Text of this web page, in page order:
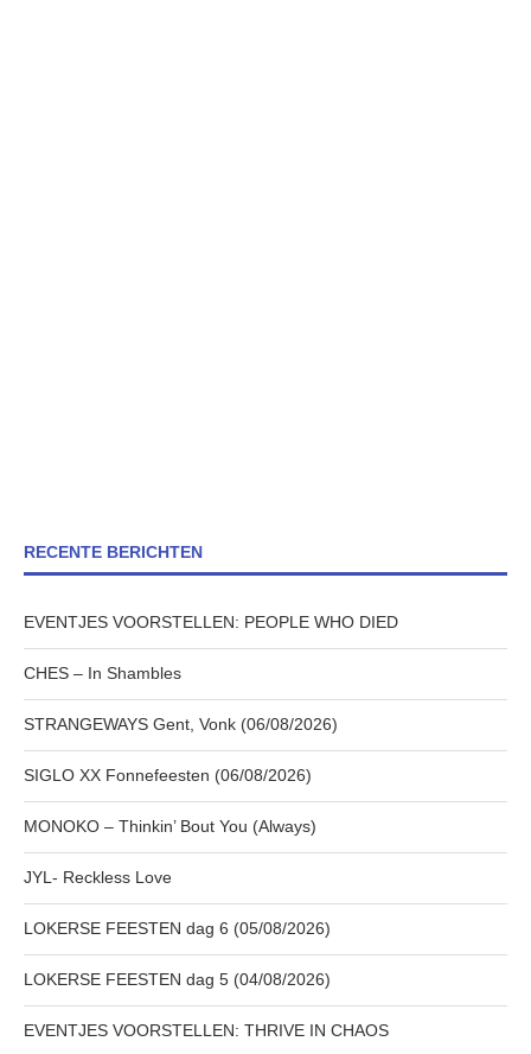
RECENTE BERICHTEN
EVENTJES VOORSTELLEN: PEOPLE WHO DIED
CHES – In Shambles
STRANGEWAYS Gent, Vonk (06/08/2026)
SIGLO XX Fonnefeesten (06/08/2026)
MONOKO – Thinkin’ Bout You (Always)
JYL- Reckless Love
LOKERSE FEESTEN dag 6 (05/08/2026)
LOKERSE FEESTEN dag 5 (04/08/2026)
EVENTJES VOORSTELLEN: THRIVE IN CHAOS